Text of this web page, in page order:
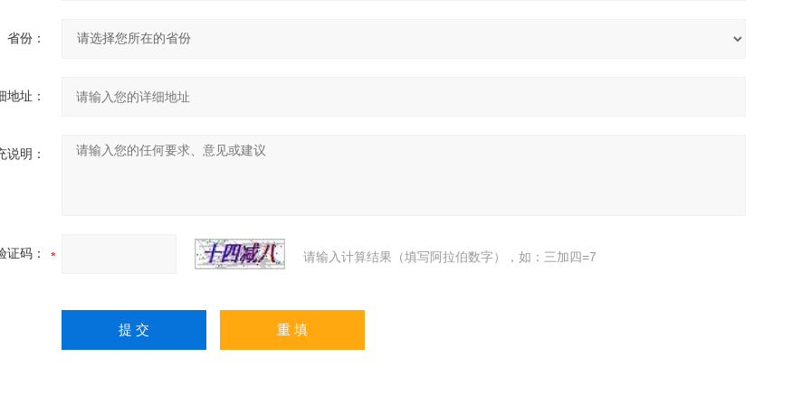
省份：
地址：
说明：
证码： 请输入计算结果（填写阿拉伯数字），如：三加四=7